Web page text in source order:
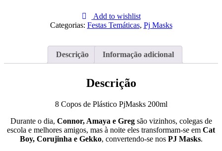
Add to wishlist
Categorias: Festas Temáticas, Pj Masks
Descrição Informação adicional
Descrição
8 Copos de Plástico PjMasks 200ml
Durante o dia, Connor, Amaya e Gregsão vizinhos, colegas de
escola e melhores amigos, mas à noite eles transformam-se em Cat
Boy, Corujinha e Gekko, convertendo-se nos PJ Masks.